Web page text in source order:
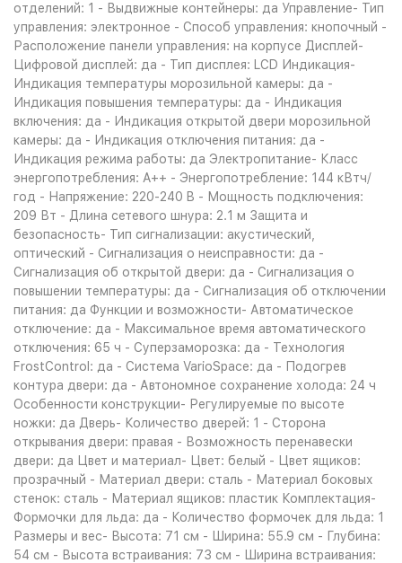
отделений: 1 - Выдвижные контейнеры: да Управление- Тип
управления: электронное - Способ управления: кнопочный -
Расположение панели управления: на корпусе Дисплей-
Цифровой дисплей: да - Тип дисплея: LCD Индикация-
Индикация температуры морозильной камеры: да -
Индикация повышения температуры: да - Индикация
включения: да - Индикация открытой двери морозильной
камеры: да - Индикация отключения питания: да -
Индикация режима работы: да Электропитание- Класс
энергопотребления: A++ - Энергопотребление: 144 кВтч/
год - Напряжение: 220-240 B - Мощность подключения:
209 Вт - Длина сетевого шнура: 2.1 м Защита и
безопасность- Тип сигнализации: акустический,
оптический - Сигнализация о неисправности: да -
Сигнализация об открытой двери: да - Сигнализация о
повышении температуры: да - Сигнализация об отключении
питания: да Функции и возможности- Автоматическое
отключение: да - Максимальное время автоматического
отключения: 65 ч - Суперзаморозка: да - Технология
FrostControl: да - Система VarioSpace: да - Подогрев
контура двери: да - Автономное сохранение холода: 24 ч
Особенности конструкции- Регулируемые по высоте
ножки: да Дверь- Количество дверей: 1 - Сторона
открывания двери: правая - Возможность перенавески
двери: да Цвет и материал- Цвет: белый - Цвет ящиков:
прозрачный - Материал двери: сталь - Материал боковых
стенок: сталь - Материал ящиков: пластик Комплектация-
Формочки для льда: да - Количество формочек для льда: 1
Размеры и вес- Высота: 71 см - Ширина: 55.9 см - Глубина:
54 см - Высота встраивания: 73 см - Ширина встраивания: